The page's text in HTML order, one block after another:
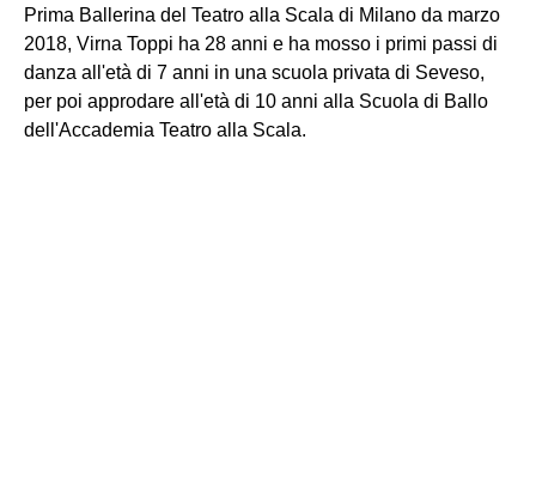
Prima Ballerina del Teatro alla Scala di Milano da marzo
2018, Virna Toppi ha 28 anni e ha mosso i primi passi di
danza all'età di 7 anni in una scuola privata di Seveso,
per poi approdare all'età di 10 anni alla Scuola di Ballo
dell'Accademia Teatro alla Scala.